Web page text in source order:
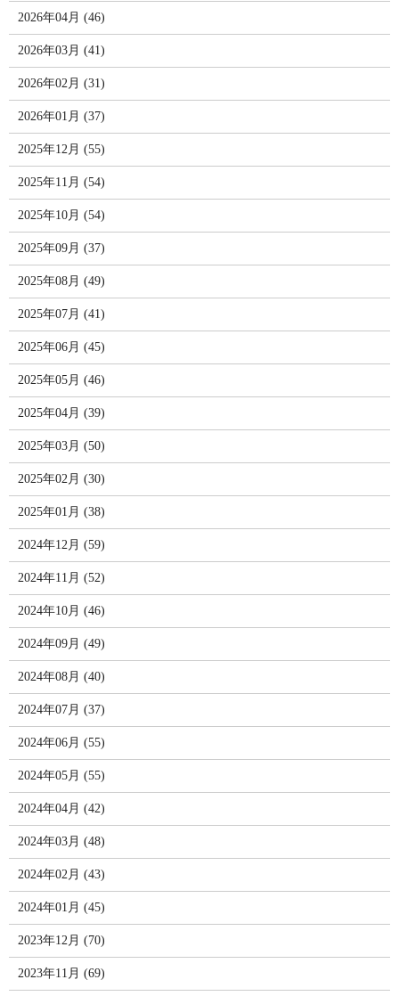
2026年04月 (46)
2026年03月 (41)
2026年02月 (31)
2026年01月 (37)
2025年12月 (55)
2025年11月 (54)
2025年10月 (54)
2025年09月 (37)
2025年08月 (49)
2025年07月 (41)
2025年06月 (45)
2025年05月 (46)
2025年04月 (39)
2025年03月 (50)
2025年02月 (30)
2025年01月 (38)
2024年12月 (59)
2024年11月 (52)
2024年10月 (46)
2024年09月 (49)
2024年08月 (40)
2024年07月 (37)
2024年06月 (55)
2024年05月 (55)
2024年04月 (42)
2024年03月 (48)
2024年02月 (43)
2024年01月 (45)
2023年12月 (70)
2023年11月 (69)